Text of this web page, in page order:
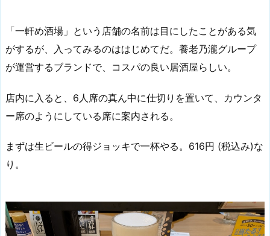
「一軒め酒場」という店舗の名前は目にしたことがある気
がするが、入ってみるのははじめてだ。養老乃瀧グループ
が運営するブランドで、コスパの良い居酒屋らしい。
店内に入ると、6人席の真ん中に仕切りを置いて、カウンタ
ー席のようにしている席に案内される。
まずは生ビールの得ジョッキで一杯やる。616円 (税込み)な
り。